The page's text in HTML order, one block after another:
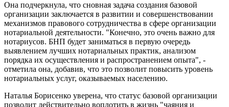
Она подчеркнула, что сновная задача создания базовой
организации заключается в развитии и совершенствовании
механизмов правового сотрудничества в сфере организации
нотариальной деятельности. "Конечно, это очень важно для
нотариусов. БНП будет заниматься в первую очередь
выявлением лучших нотариальных практик, анализом
порядка их осуществления и распространением опыта", -
отметила она, добавив, что это позволит повысить уровень
нотариальных услуг, оказываемых населению.
Наталья Борисенко уверена, что статус базовой организации
позволит действительно воплотить в жизнь "чаяния и